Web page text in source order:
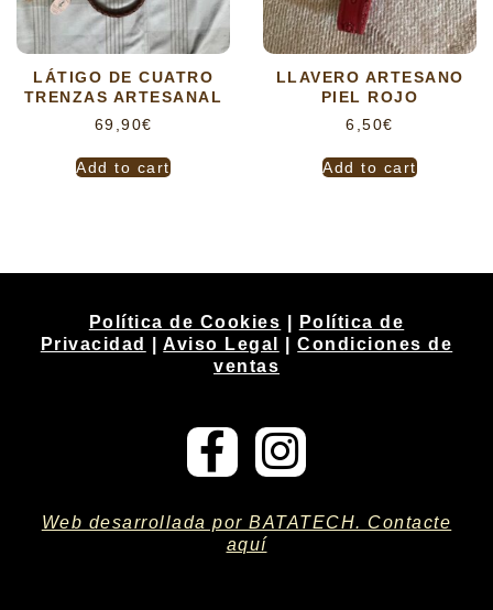
LÁTIGO DE CUATRO
TRENZAS ARTESANAL
69,90€
Add to cart
LLAVERO ARTESANO
PIEL ROJO
6,50€
Add to cart
Política de Cookies
Política de
Privacidad
|Aviso Legal |Condiciones de
ventas
Web desarrollada por BATATECH. Contacte
aquí